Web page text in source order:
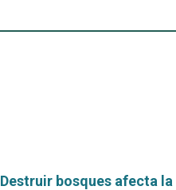
Destruir bosques afecta la